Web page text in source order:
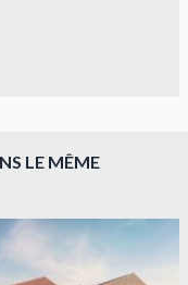
LE MÊME